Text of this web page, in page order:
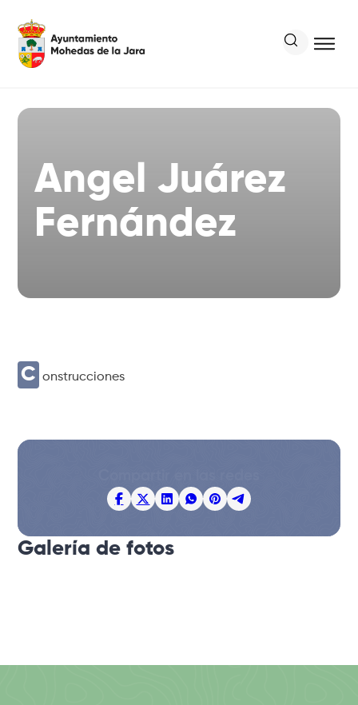
Angel Juárez
Fernández
C onstrucciones
Galería de fotos